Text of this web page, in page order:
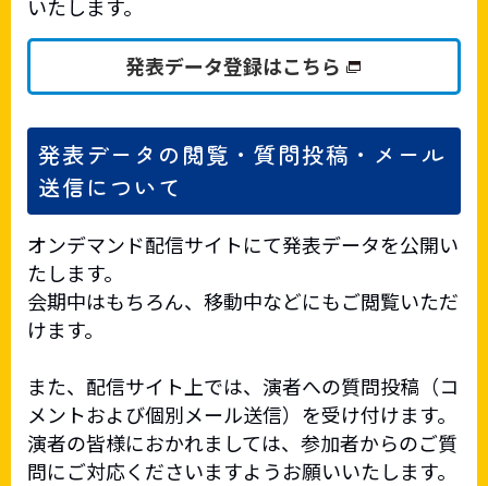
いたします。
発表データ登録はこちら
発表データの閲覧・質問投稿・メール
送信について
オンデマンド配信サイトにて発表データを公開い
たします。
会期中はもちろん、移動中などにもご閲覧いただ
けます。
また、配信サイト上では、演者への質問投稿（コ
メントおよび個別メール送信）を受け付けます。
演者の皆様におかれましては、参加者からのご質
問にご対応くださいますようお願いいたします。